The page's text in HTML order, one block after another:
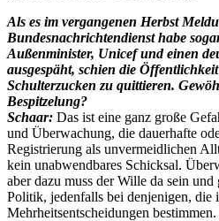
Als es im vergangenen Herbst
Bundesnachrichtendienst habe
Außenminister, Unicef und einen
ausgespäht, schien die
Schulterzucken zu quittieren.
Bespitzelung?
Schaar: Das ist eine ganz große
und Überwachung, die dauerhafte
Registrierung als unvermeidlichen
kein unabwendbares Schicksal.
aber dazu muss der Wille da sein
Politik, jedenfalls bei denjenigen, die
Mehrheitsentscheidungen bestimmen.